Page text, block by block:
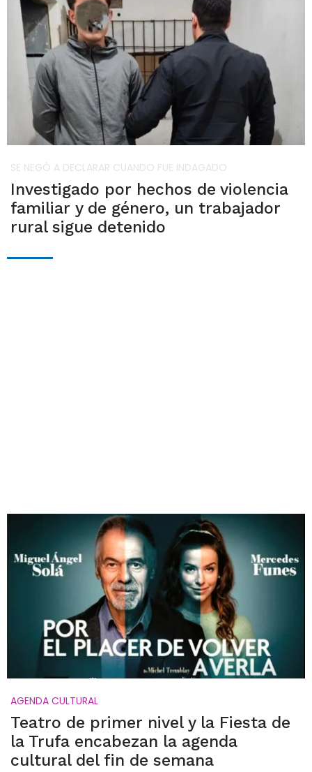
SE NEGÓ A DECLARAR CUANDO FUE INDAGADO
Investigado por hechos de violencia
familiar y de género, un trabajador
rural sigue detenido
AGENDA CULTURAL
Teatro de primer nivel y la Fiesta de
la Trufa encabezan la agenda
cultural del fin de semana